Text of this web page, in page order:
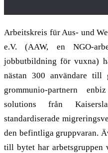
Arbeitskreis für Aus- und
e.V. (AAW, en NGO-
jobbutbildning för vuxna)
nästan 300 användare till
grommunio-partnern
solutions från
standardiserade
den befintliga gruppvaran.
till bytet har arbetsgruppen